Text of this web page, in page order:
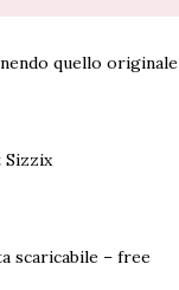
quello originale
Sizzix
scaricabile – free